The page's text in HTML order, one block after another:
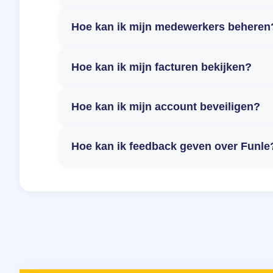
Hoe kan ik mijn medewerkers
Hoe kan ik mijn facturen bekijken?
Hoe kan ik mijn account beveiligen?
Hoe kan ik feedback geven over